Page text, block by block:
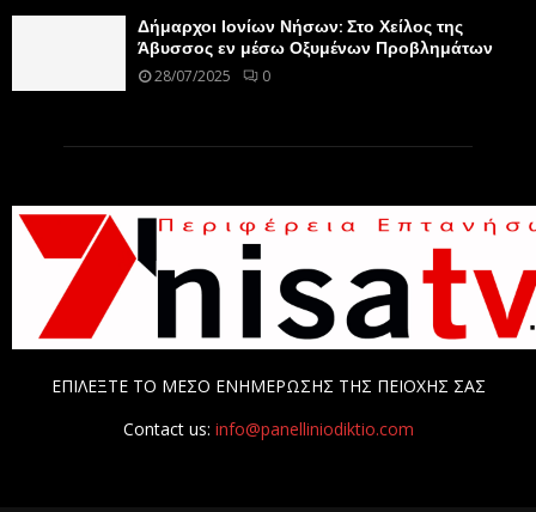
Δήμαρχοι Ιονίων Νήσων: Στο Χείλος της
Άβυσσος εν μέσω Οξυμένων Προβλημάτων
28/07/2025 0
ΕΠΙΛΕΞΤΕ ΤΟ ΜΕΣΟ ΕΝΗΜΕΡΩΣΗΣ ΤΗΣ ΠΕΙΟΧΗΣ ΣΑΣ
Contact us: info@panelliniodiktio.com